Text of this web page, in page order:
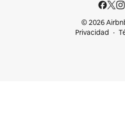
© 2026
Privacidad